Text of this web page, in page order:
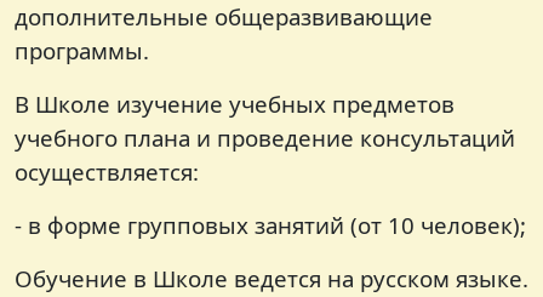
дополнительные общеразвивающие
программы.
В Школе изучение учебных предметов
учебного плана и проведение консультаций
осуществляется:
- в форме групповых занятий (от 10 человек);
Обучение в Школе ведется на русском языке.